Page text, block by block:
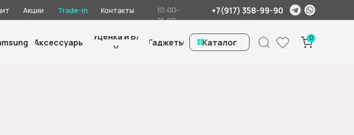
Trade-in Контакты +7(917) 358-99-90
10:00-
21:00
Аксессуары
Уценка и Б/
У
Гаджеты 0
Акции
ㅤКаталог